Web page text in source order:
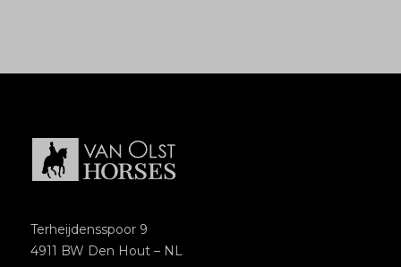
Terheijdensspoor 9
4911 BW Den Hout – NL